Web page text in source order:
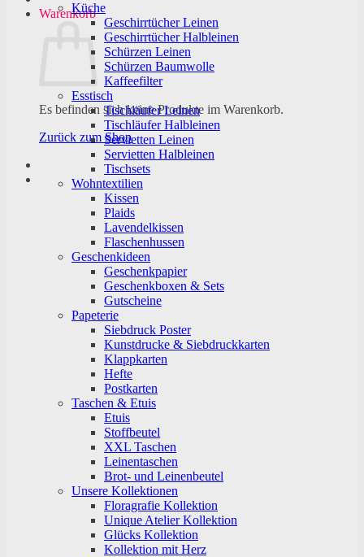
Warenkorb
Es befinden sich keine Produkte im Warenkorb.
Zurück zum Shop
Küche
Geschirrtücher Leinen
Geschirrtücher Halbleinen
Schürzen Leinen
Schürzen Baumwolle
Kaffeefilter
Esstisch
Tischläufer Leinen
Tischläufer Halbleinen
Servietten Leinen
Servietten Halbleinen
Tischsets
Wohntextilien
Kissen
Plaids
Lavendelkissen
Flaschenhussen
Geschenkideen
Geschenkpapier
Geschenkboxen & Sets
Gutscheine
Papeterie
Siebdruck Poster
Kunstdrucke & Siebdruckkarten
Klappkarten
Hefte
Postkarten
Taschen & Etuis
Etuis
Stoffbeutel
XXL Taschen
Leinentaschen
Brot- und Leinenbeutel
Unsere Kollektionen
Floragrafie Kollektion
Unique Atelier Kollektion
Glücks Kollektion
Kollektion mit Herz